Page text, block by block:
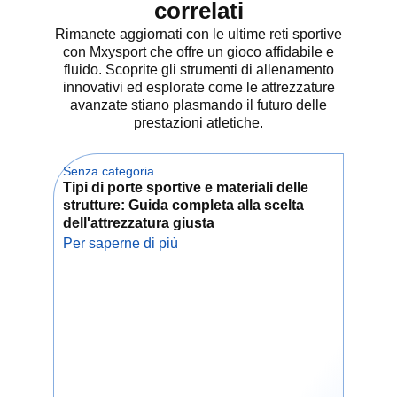
muro di
allenamento
per il rimbalzo
del tennis?
Un muro di rimbalzo per il tennis è
una superficie piatta che fa
rimbalzare la palla verso di voi. È
perfetto per l'auto-allenamento. Si
colpisce la palla e questa ritorna,
correlati
Rimanete aggiornati con le ultime reti sportive
con Mxysport che offre un gioco affidabile e
fluido. Scoprite gli strumenti di allenamento
innovativi ed esplorate come le attrezzature
avanzate stiano plasmando il futuro delle
prestazioni atletiche.
Senza categoria
Tipi di porte sportive e materiali delle
strutture: Guida completa alla scelta
dell'attrezzatura giusta
Per saperne di più